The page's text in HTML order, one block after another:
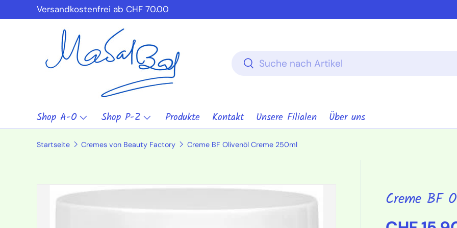
Direkt zum Inhalt
Versandkostenfrei ab CHF 70.00
Suchen
Suchen
Shop A-O Shop P-Z Produkte Kontakt Unsere Filialen Über uns
Startseite Cremes von Beauty Factory Creme BF Olivenöl Creme 250ml
Creme BF